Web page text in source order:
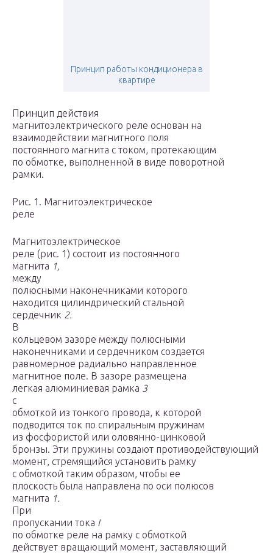
Принцип работы кондиционера в
квартире
Принцип действия
магнитоэлектрического реле основан на
взаимодействии магнитного поля
постоянного магнита с током, протекающим
по обмотке, выполненной в виде поворотной
рамки.
Рис. 1. Магнитоэлектрическое
реле
Магнитоэлектрическое
реле (рис. 1) состоит из постоянного
магнита 1,
между
полюсными наконечниками которого
находится цилиндрический стальной
сердечник 2.
В
кольцевом зазоре между полюсными
наконечниками и сердечником создается
равномерное радиально направленное
магнитное поле. В зазоре размещена
легкая алюминиевая рамка 3
с
обмоткой из тонкого провода, к которой
подводится ток по спиральным пружинам
из фосфористой или оловянно-цинковой
бронзы. Эти пружины создают противодействующий
момент, стремящийся установить рамку
с обмоткой таким образом, чтобы ее
плоскость была направлена по оси полюсов
магнита 1.
При
пропускании тока I
по обмотке реле на рамку с обмоткой
действует вращающий момент, заставляющий